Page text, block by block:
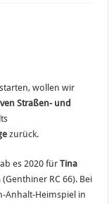
wollen wir
Straßen- und
zurück.
es 2020 fürTina
(Genthiner RC 66). Bei
Anhalt-Heimspiel in